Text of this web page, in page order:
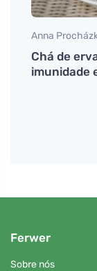
Anna
Chá de
imunidade
Ferwer
Sobre nós